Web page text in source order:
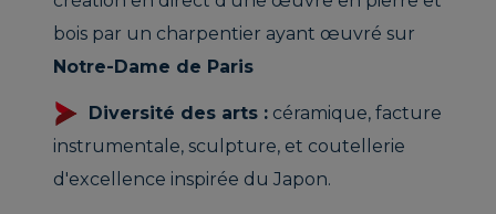
bois par un charpentier ayant œuvré sur
Notre-Dame de Paris
Diversité des arts : céramique, facture
instrumentale, sculpture, et coutellerie
d'excellence inspirée du Japon.